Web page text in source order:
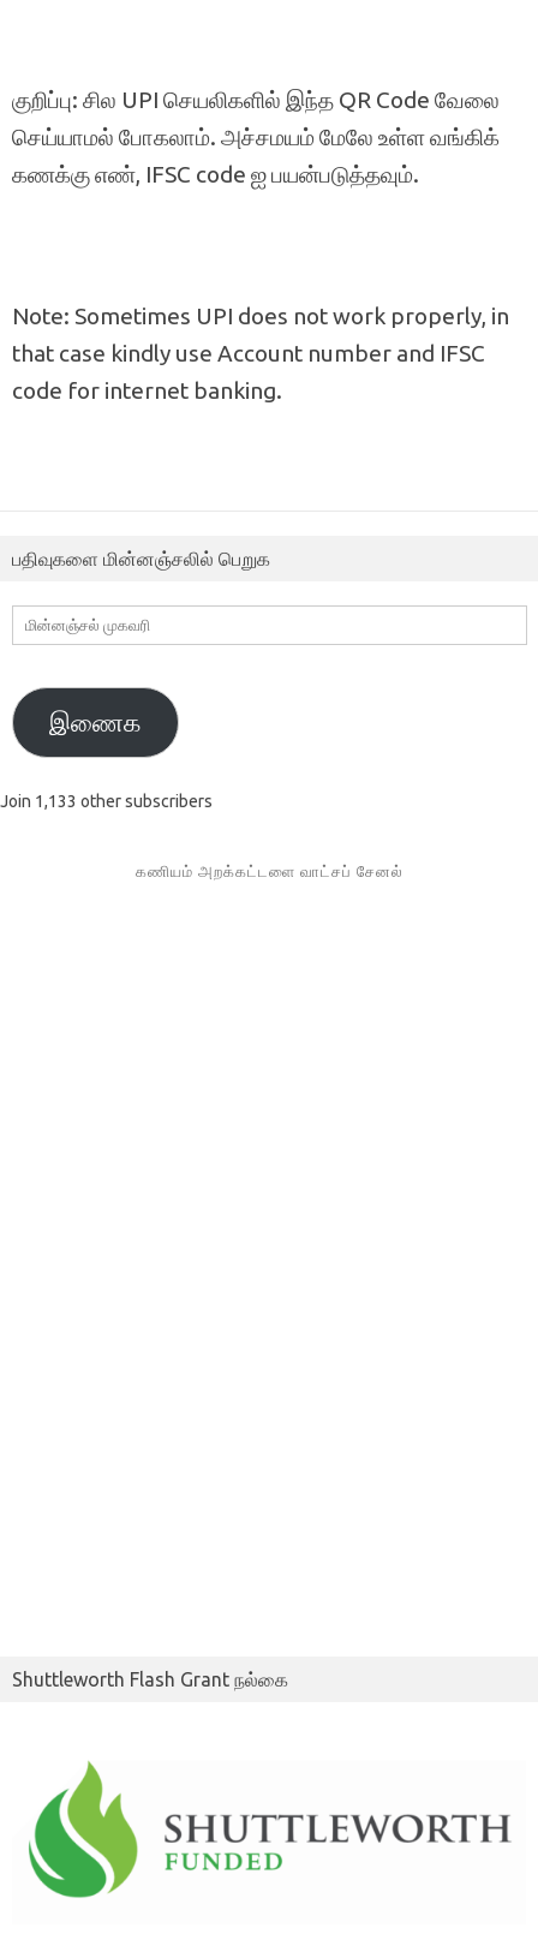
குறிப்பு: சில UPI செயலிகளில் இந்த QR Code வேலை
செய்யாமல் போகலாம். அச்சமயம் மேலே உள்ள வங்கிக்
கணக்கு எண், IFSC code ஐ பயன்படுத்தவும்.
Note: Sometimes UPI does not work properly, in
that case kindly use Account number and IFSC
code for internet banking.
பதிவுகளை மின்னஞ்சலில் பெறுக
மின்னஞ்சல்
முகவரி
இணைக
Join 1,133 other subscribers
கணியம் அறக்கட்டளை வாட்சப் சேனல்
Shuttleworth Flash Grant நல்கை